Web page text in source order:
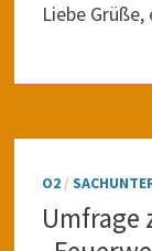
Liebe Grüße,
O2/
Umfrage